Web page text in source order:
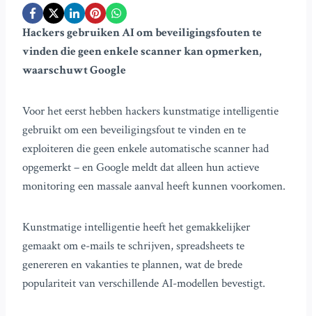
Hackers gebruiken AI om beveiligingsfouten te
vinden die geen enkele scanner kan opmerken,
waarschuwt Google
Voor het eerst hebben hackers kunstmatige intelligentie
gebruikt om een beveiligingsfout te vinden en te
exploiteren die geen enkele automatische scanner had
opgemerkt – en Google meldt dat alleen hun actieve
monitoring een massale aanval heeft kunnen voorkomen.
Kunstmatige intelligentie heeft het gemakkelijker
gemaakt om e-mails te schrijven, spreadsheets te
genereren en vakanties te plannen, wat de brede
populariteit van verschillende AI-modellen bevestigt.